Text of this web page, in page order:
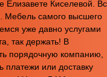
Елизавете Киселевой.
Мебель самого высшего
уже давно услугами
так держать! В
порядочную компанию,
платежи или доставку